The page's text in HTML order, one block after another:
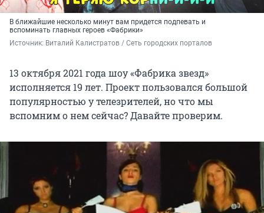
В ближайшие несколько минут вам придется подпевать и
вспоминать главных героев «Фабрики»
Источник: Виталий Калистратов / Сеть городских порталов
13 октября 2021 года шоу «Фабрика звезд»
исполняется 19 лет. Проект пользовался большой
популярностью у телезрителей, но что мы
вспомним о нем сейчас? Давайте проверим.